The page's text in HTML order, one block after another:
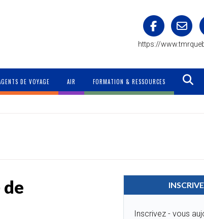
https://
DE VOYAGE AIR FORMATION & RESSOURCES
Inscrivez - vous